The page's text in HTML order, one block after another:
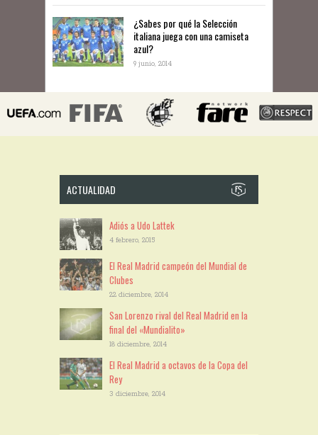
¿Sabes por qué la Selección
italiana juega con una camiseta
azul?
9 junio, 2014
ACTUALIDAD
Adiós a Udo Lattek
4 febrero, 2015
El Real Madrid campeón del Mundial de
Clubes
22 diciembre, 2014
San Lorenzo rival del Real Madrid en la
final del «Mundialito»
18 diciembre, 2014
El Real Madrid a octavos de la Copa del
Rey
3 diciembre, 2014